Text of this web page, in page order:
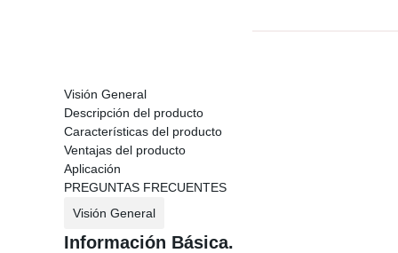
Visión General
Descripción del producto
Características del producto
Ventajas del producto
Aplicación
PREGUNTAS FRECUENTES
Visión General
Información Básica.